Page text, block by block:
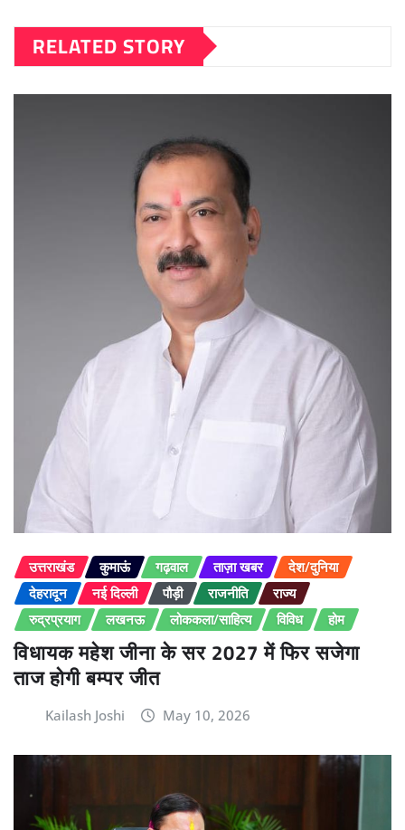
RELATED STORY
उत्तराखंड कुमाऊं गढ़वाल ताज़ा खबर
देश/दुनिया
देहरादून
नई दिल्ली पौड़ी राजनीति
राज्य
रुद्रप्रयाग
लखनऊ लोककला/साहित्य विविध होम
विधायक महेश जीना के सर 2027 में फिर सजेगा
ताज होगी बम्पर जीत
Kailash Joshi May 10, 2026